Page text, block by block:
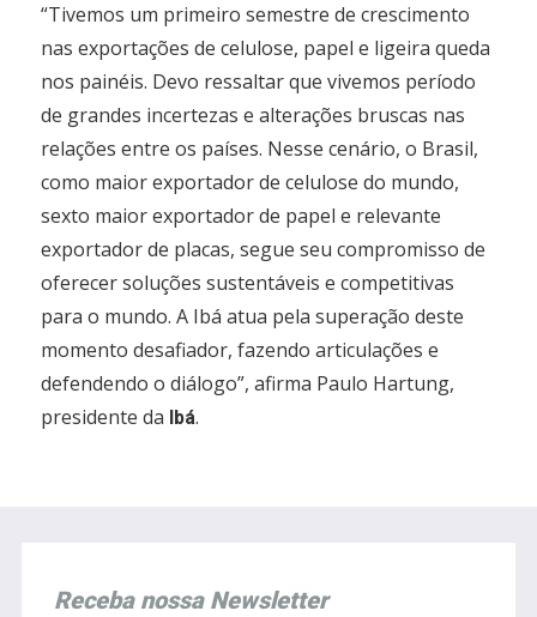
“Tivemos um primeiro semestre de crescimento
nas exportações de celulose, papel e ligeira queda
nos painéis. Devo ressaltar que vivemos período
de grandes incertezas e alterações bruscas nas
relações entre os países. Nesse cenário, o Brasil,
como maior exportador de celulose do mundo,
sexto maior exportador de papel e relevante
exportador de placas, segue seu compromisso de
oferecer soluções sustentáveis e competitivas
para o mundo. A Ibá atua pela superação deste
momento desafiador, fazendo articulações e
defendendo o diálogo”, afirma Paulo Hartung,
presidente da Ibá.
Receba nossa Newsletter